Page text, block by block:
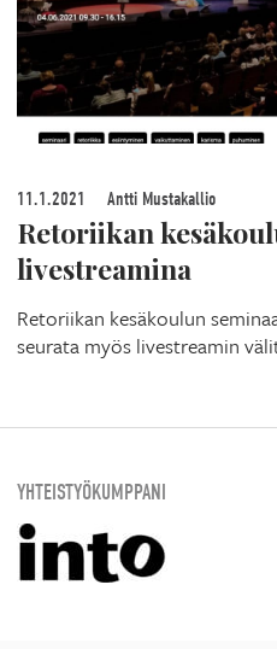
11.1.2021 Antti Mustakallio
Retoriikan
livestreamina
Retoriikan kesäkoulun
seurata myös livestreamin
YHTEISTYÖKUMPPANI